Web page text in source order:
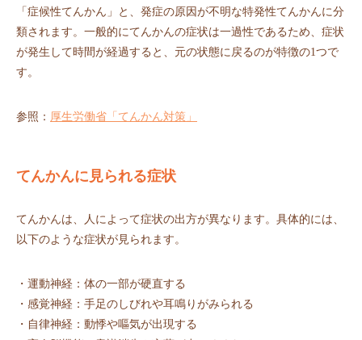
「症候性てんかん」と、発症の原因が不明な特発性てんかんに分
類されます。一般的にてんかんの症状は一過性であるため、症状
が発生して時間が経過すると、元の状態に戻るのが特徴の1つで
す。
参照： 厚生労働省「てんかん対策」
てんかんに見られる症状
てんかんは、人によって症状の出方が異なります。具体的には、
以下のような症状が見られます。
・運動神経：体の一部が硬直する
・感覚神経：手足のしびれや耳鳴りがみられる
・自律神経：動悸や嘔気が出現する